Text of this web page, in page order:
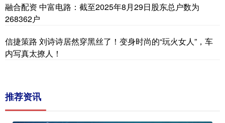
融合配资 中富电路：截至2025年8月29日股东总户数为
268362户
信捷策路 刘诗诗居然穿黑丝了！变身时尚的“玩火女人”，车
内写真太撩人！
推荐资讯